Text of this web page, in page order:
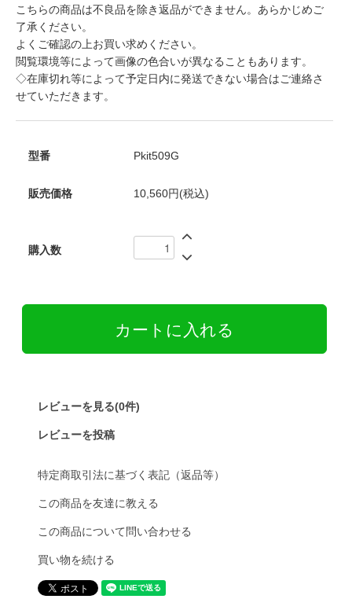
こちらの商品は不良品を除き返品ができません。あらかじめご
了承ください。
よくご確認の上お買い求めください。
閲覧環境等によって画像の色合いが異なることもあります。
◇在庫切れ等によって予定日内に発送できない場合はご連絡さ
せていただきます。
型番 Pkit509G
販売価格 10,560円(税込)
購入数
レビューを見る(0件)
レビューを投稿
特定商取引法に基づく表記（返品等）
この商品を友達に教える
この商品について問い合わせる
買い物を続ける